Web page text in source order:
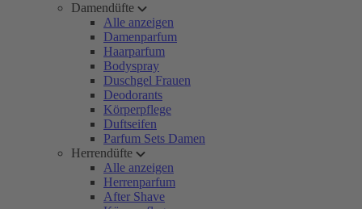
Damendüfte
Alle anzeigen
Damenparfum
Haarparfum
Bodyspray
Duschgel Frauen
Deodorants
Körperpflege
Duftseifen
Parfum Sets Damen
Herrendüfte
Alle anzeigen
Herrenparfum
After Shave